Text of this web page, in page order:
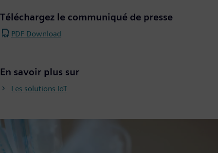
Téléchargez le communiqué de presse
PDF Download
En savoir plus sur
Les solutions IoT